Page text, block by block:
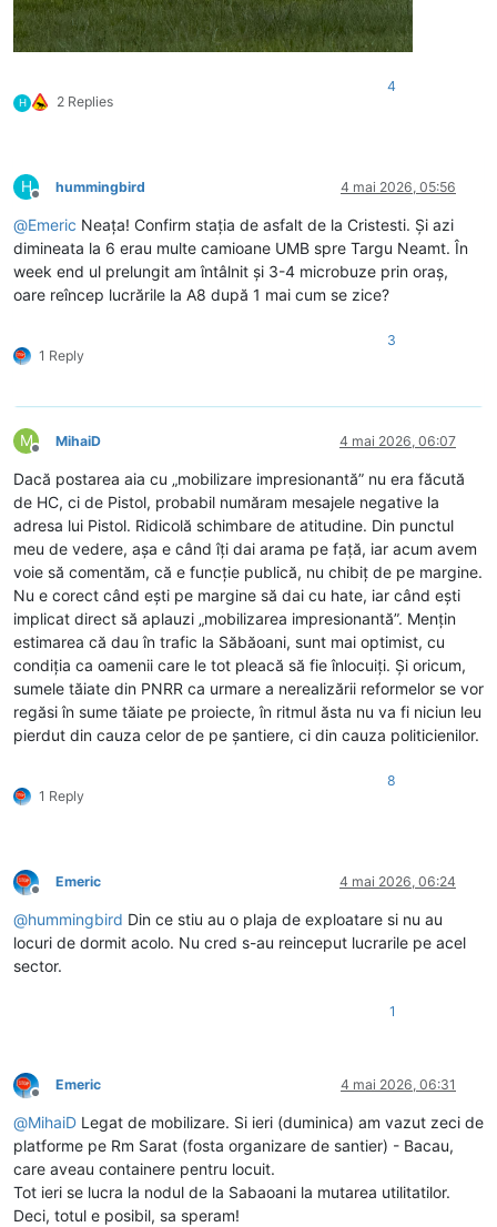
H 2 Replies
4
H
Deconectat
hummingbird 4 mai 2026, 05:56
@Emeric Neața! Confirm stația de asfalt de la Cristesti. Și azi
dimineata la 6 erau multe camioane UMB spre Targu Neamt. În
week end ul prelungit am întâlnit și 3-4 microbuze prin oraș,
oare reîncep lucrările la A8 după 1 mai cum se zice?
1 Reply
3
M
Deconectat
MihaiD 4 mai 2026, 06:07
Dacă postarea aia cu „mobilizare impresionantă” nu era făcută
de HC, ci de Pistol, probabil număram mesajele negative la
adresa lui Pistol. Ridicolă schimbare de atitudine. Din punctul
meu de vedere, așa e când îți dai arama pe față, iar acum avem
voie să comentăm, că e funcție publică, nu chibiț de pe margine.
Nu e corect când ești pe margine să dai cu hate, iar când ești
implicat direct să aplauzi „mobilizarea impresionantă”. Mențin
estimarea că dau în trafic la Săbăoani, sunt mai optimist, cu
condiția ca oamenii care le tot pleacă să fie înlocuiți. Și oricum,
sumele tăiate din PNRR ca urmare a nerealizării reformelor se vor
regăsi în sume tăiate pe proiecte, în ritmul ăsta nu va fi niciun leu
pierdut din cauza celor de pe șantiere, ci din cauza politicienilor.
1 Reply
8
Deconectat
Emeric 4 mai 2026, 06:24
@hummingbird Din ce stiu au o plaja de exploatare si nu au
locuri de dormit acolo. Nu cred s-au reinceput lucrarile pe acel
sector.
1
Deconectat
Emeric 4 mai 2026, 06:31
@MihaiD Legat de mobilizare. Si ieri (duminica) am vazut zeci de
platforme pe Rm Sarat (fosta organizare de santier) - Bacau,
care aveau containere pentru locuit.
Tot ieri se lucra la nodul de la Sabaoani la mutarea utilitatilor.
Deci, totul e posibil, sa speram!